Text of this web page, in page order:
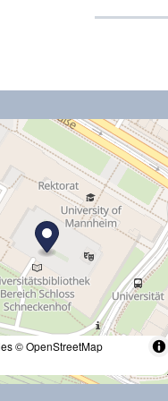
© OpenStreetMap